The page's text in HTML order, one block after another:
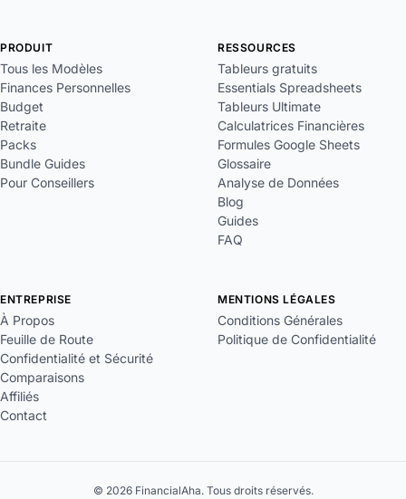
PRODUIT
Tous les Modèles
Finances Personnelles
Budget
Retraite
Packs
Bundle Guides
Pour Conseillers
RESSOURCES
Tableurs gratuits
Essentials Spreadsheets
Tableurs Ultimate
Calculatrices Financières
Formules Google Sheets
Glossaire
Analyse de Données
Blog
Guides
FAQ
ENTREPRISE
À Propos
Feuille de Route
Confidentialité et Sécurité
Comparaisons
Affiliés
Contact
MENTIONS LÉGALES
Conditions Générales
Politique de Confidentialité
© 2026 FinancialAha. Tous droits réservés.